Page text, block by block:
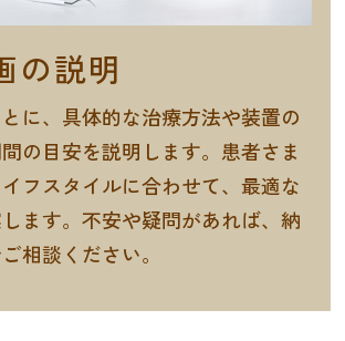
の説明
に、具体的な治療方法や装置の
の目安を説明します。患者さま
フスタイルに合わせて、最適な
ます。不安や疑問があれば、納
相談ください。